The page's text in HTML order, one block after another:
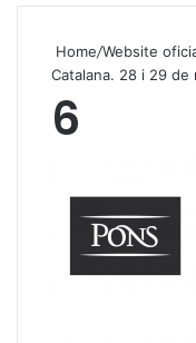
Home/Website
Catalana. 28 i 29
6